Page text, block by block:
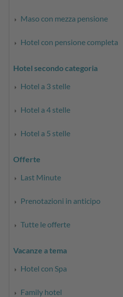
Maso con mezza pensione
Hotel con pensione completa
Hotel secondo categoria
Hotel a 3 stelle
Hotel a 4 stelle
Hotel a 5 stelle
Offerte
Last Minute
Prenotazioni in anticipo
Tutte le offerte
Vacanze a tema
Hotel con Spa
Family hotel